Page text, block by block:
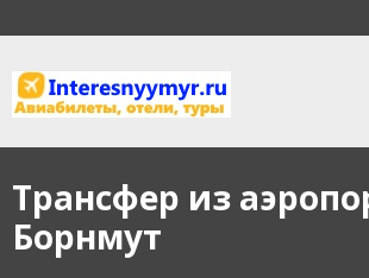
Трансфер из
Борнмут